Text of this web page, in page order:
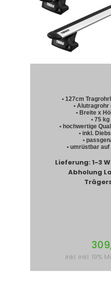
• 127cm
• Alutragrohr
• Breite x
• 75
• hochwertige
• inkl.
•
• umrüstbar
Lieferung: 1-3
Abholung
inkl. inkl. 19%